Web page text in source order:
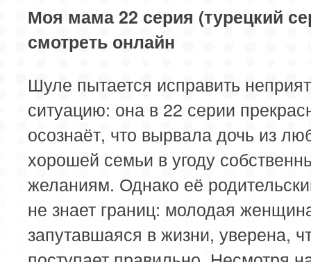
Моя мама 22 серия (турецкий
смотреть онлайн
Шуле пытается исправить
ситуацию: она в 22 серии
осознаёт, что вырвала дочь из
хорошей семьи в угоду
желаниям. Однако её
не знает границ: молодая
запутавшаяся в жизни, уверена,